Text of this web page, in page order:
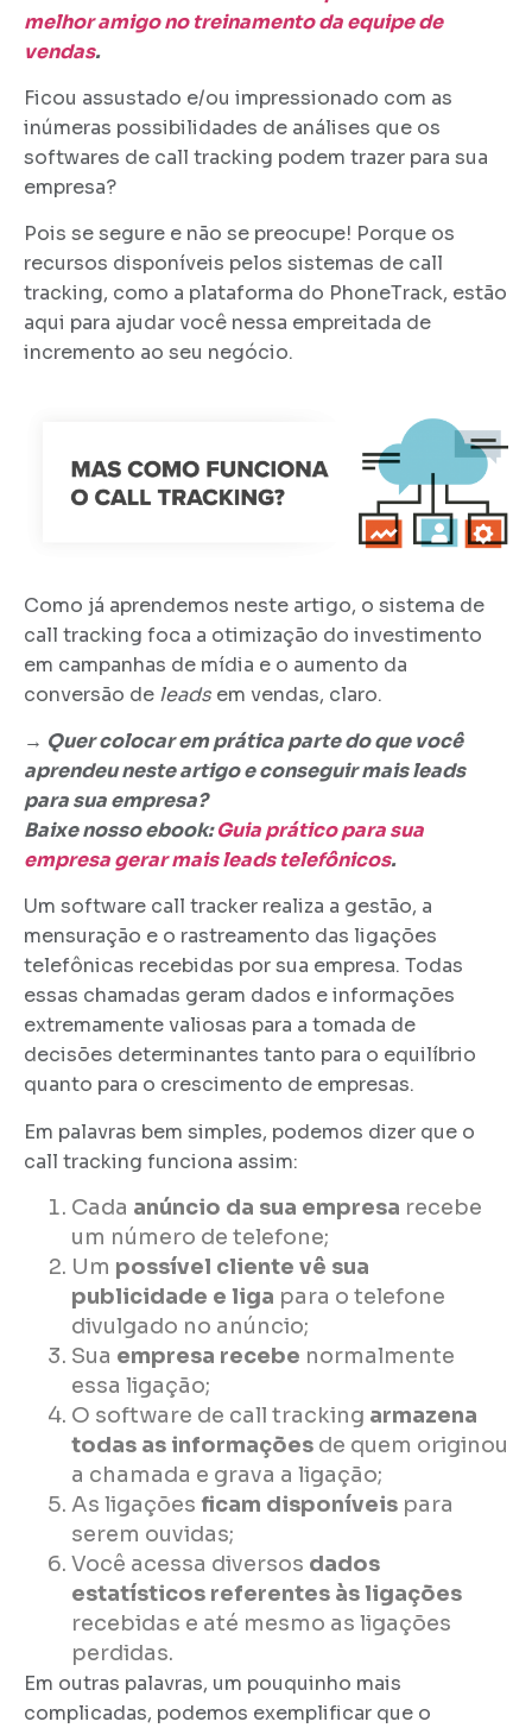
melhor amigo no treinamento da equipe de
vendas.
Ficou assustado e/ou impressionado com as
inúmeras possibilidades de análises que os
softwares de call tracking podem trazer para sua
empresa?
Pois se segure e não se preocupe! Porque os
recursos disponíveis pelos sistemas de call
tracking, como a plataforma do PhoneTrack, estão
aqui para ajudar você nessa empreitada de
incremento ao seu negócio.
Como já aprendemos neste artigo, o sistema de
call tracking foca a otimização do investimento
em campanhas de mídia e o aumento da
conversão de leads em vendas, claro.
→ Quer colocar em prática parte do que você
aprendeu neste artigo e conseguir mais leads
para sua empresa?
Baixe nosso ebook:Guia prático para sua
empresa gerar mais leads telefônicos.
Um software call tracker realiza a gestão, a
mensuração e o rastreamento das ligações
telefônicas recebidas por sua empresa. Todas
essas chamadas geram dados e informações
extremamente valiosas para a tomada de
decisões determinantes tanto para o equilíbrio
quanto para o crescimento de empresas.
Em palavras bem simples, podemos dizer que o
call tracking funciona assim:
Cada anúncio da sua empresa recebe
um número de telefone;
Um possível cliente vê sua
publicidade e liga para o telefone
divulgado no anúncio;
Sua empresa recebe normalmente
essa ligação;
O software de call tracking armazena
todas as informações de quem originou
a chamada e grava a ligação;
As ligações ficam disponíveis para
serem ouvidas;
Você acessa diversos dados
estatísticos referentes às ligações
recebidas e até mesmo as ligações
perdidas.
Em outras palavras, um pouquinho mais
complicadas, podemos exemplificar que o